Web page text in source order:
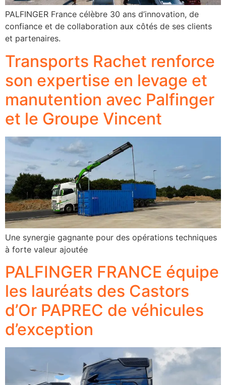
PALFINGER France célèbre 30 ans d’innovation, de
confiance et de collaboration aux côtés de ses clients
et partenaires.
Transports Rachet renforce
son expertise en levage et
manutention avec Palfinger
et le Groupe Vincent
Une synergie gagnante pour des opérations techniques
à forte valeur ajoutée
PALFINGER FRANCE équipe
les lauréats des Castors
d’Or PAPREC de véhicules
d’exception